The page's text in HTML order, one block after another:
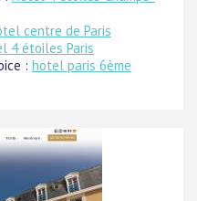
centre de Paris
4 étoiles Paris
: hotel paris 6ème